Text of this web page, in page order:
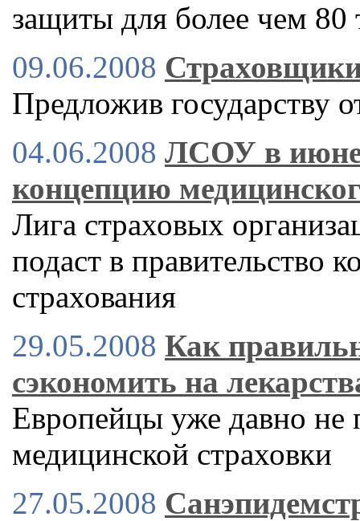
защиты для более чем 80
09.06.2008
Предложив государству
04.06.2008 ЛСОУ в июне
концепцию
Лига страховых
подаст в правительство
страхования
29.05.2008 Как
сэкономить на
Европейцы уже давно не
медицинской страховки
27.05.2008